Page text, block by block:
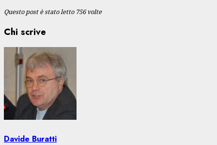
Questo post è stato letto 756 volte
Chi scrive
Davide Buratti